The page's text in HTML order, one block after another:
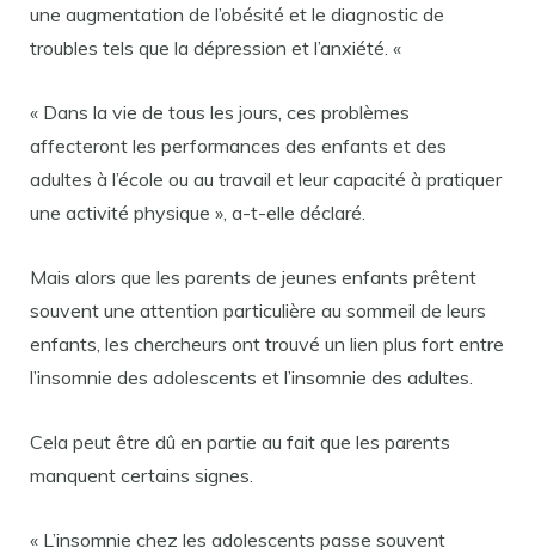
une augmentation de l’obésité et le diagnostic de
troubles tels que la dépression et l’anxiété. «
« Dans la vie de tous les jours, ces problèmes
affecteront les performances des enfants et des
adultes à l’école ou au travail et leur capacité à pratiquer
une activité physique », a-t-elle déclaré.
Mais alors que les parents de jeunes enfants prêtent
souvent une attention particulière au sommeil de leurs
enfants, les chercheurs ont trouvé un lien plus fort entre
l’insomnie des adolescents et l’insomnie des adultes.
Cela peut être dû en partie au fait que les parents
manquent certains signes.
« L’insomnie chez les adolescents passe souvent